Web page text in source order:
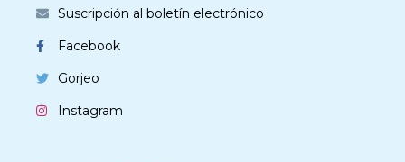
Suscripción al boletín electrónico
Facebook
Gorjeo
Instagram